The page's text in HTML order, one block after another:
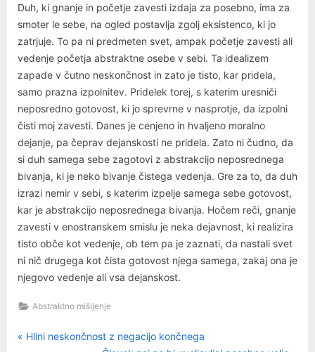
Duh, ki gnanje in početje zavesti izdaja za posebno, ima za
smoter le sebe, na ogled postavlja zgolj eksistenco, ki jo
zatrjuje. To pa ni predmeten svet, ampak početje zavesti ali
vedenje početja abstraktne osebe v sebi. Ta idealizem
zapade v čutno neskončnost in zato je tisto, kar pridela,
samo prazna izpolnitev. Pridelek torej, s katerim uresniči
neposredno gotovost, ki jo sprevrne v nasprotje, da izpolni
čisti moj zavesti. Danes je cenjeno in hvaljeno moralno
dejanje, pa čeprav dejanskosti ne pridela. Zato ni čudno, da
si duh samega sebe zagotovi z abstrakcijo neposrednega
bivanja, ki je neko bivanje čistega vedenja. Gre za to, da duh
izrazi nemir v sebi, s katerim izpelje samega sebe gotovost,
kar je abstrakcijo neposrednega bivanja. Hočem reči, gnanje
zavesti v enostranskem smislu je neka dejavnost, ki realizira
tisto obče kot vedenje, ob tem pa je zaznati, da nastali svet
ni nič drugega kot čista gotovost njega samega, zakaj ona je
njegovo vedenje ali vsa dejanskost.
Abstraktno mišljenje
Navigacija
P
Hlini neskončnost z negacijo končnega